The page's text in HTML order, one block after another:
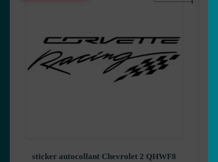
sticker autocollant Chevrolet 2 QHWF8